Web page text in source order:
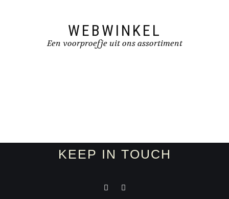
WEBWINKEL
Een voorproefje uit ons assortiment
KEEP IN TOUCH